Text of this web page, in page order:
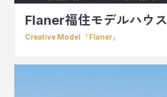
Flaner福住モデルハウス
Creative Model 「Flaner」